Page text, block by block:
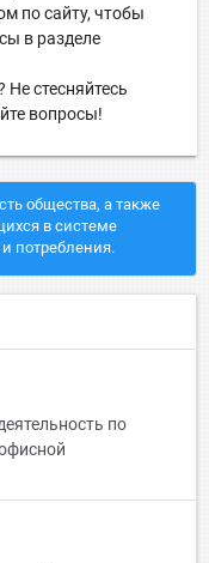
по сайту, чтобы
в разделе
стесняйтесь
вопросы!
общества, а также
в системе
потребления.
по